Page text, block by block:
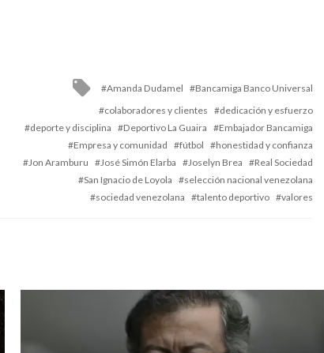
Tagged
with
Amanda Dudamel
Bancamiga Banco Universal
colaboradores y clientes
dedicación y esfuerzo
deporte y disciplina
Deportivo La Guaira
Embajador Bancamiga
Empresa y comunidad
fútbol
honestidad y confianza
Jon Aramburu
José Simón Elarba Joselyn Brea
Real Sociedad
San Ignacio de Loyola
selección nacional venezolana
sociedad venezolana
talento deportivo valores